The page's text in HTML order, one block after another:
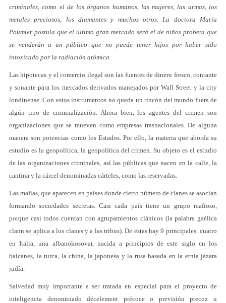
criminales, como el de los órganos humanos, las mujeres, las armas, los
metales preciosos, los diamantes y muchos otros. La doctora María
Poumier postula que el último gran mercado será el de niños probeta que
se venderán a un público que no puede tener hijos por haber sido
intoxicado por la radiación atómica.
Las hipotecas y el comercio ilegal son las fuentes de dinero fresco, contante
y sonante para los mercados derivados manejados por Wall Street y la city
londinense. Con estos instrumentos no queda un rincón del mundo fuera de
algún tipo de criminalización. Ahora bien, los agentes del crimen son
organizaciones que se mueven como empresas trasnacionales. De alguna
manera son potencias como los Estados. Por ello, la materia que aborda su
estudio es la geopolítica, la geopolítica del crimen. Su objeto es el estudio
de las organizaciones criminales, así las públicas que nacen en la calle, la
cantina y la cárcel denominadas cárteles, como las reservadas:
Las mafias, que aparecen en países donde cierto número de clanes se asocian
formando sociedades secretas. Casi cada país tiene un grupo mafioso,
porque casi todos cuentan con agrupamientos clánicos (la palabra gaélica
clann se aplica a los clanes y a las tribus). De estas hay 9 principales: cuatro
en Italia, una albanokosovar, nacida a principios de este siglo en los
balcanes, la turca, la china, la japonesa y la rusa basada en la etnia jázara
judía.
Salvedad muy importante a ser tratada en especial para el proyecto de
inteligencia denominado décelement précoce o previsión precoz u